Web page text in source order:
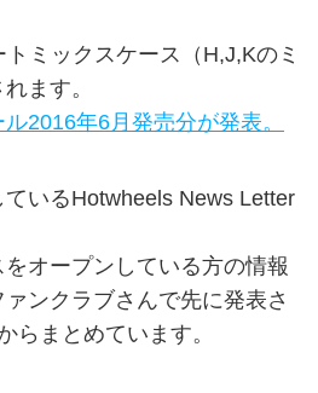
ミックスケース（H,J,Kのミ
ます。
2016年6月発売分が発表。
いるHotwheels News Letter
オープンしている方の情報
ンクラブさんで先に発表さ
らまとめています。